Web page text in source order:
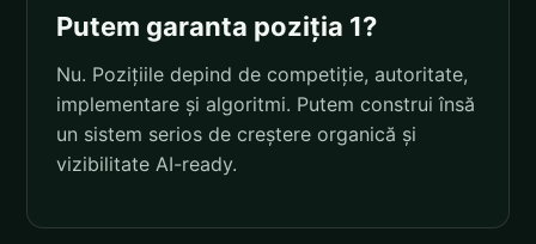
Putem garanta poziția 1?
Nu. Pozițiile depind de competiție, autoritate,
implementare și algoritmi. Putem construi însă
un sistem serios de creștere organică și
vizibilitate AI-ready.